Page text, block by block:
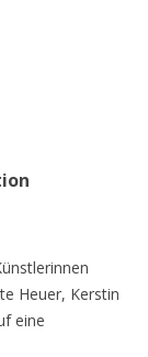
Heuer, Kerstin
eine